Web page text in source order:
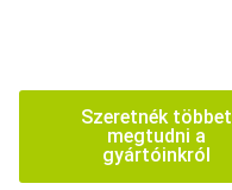
Szeretnék többet
megtudni a
gyártóinkról